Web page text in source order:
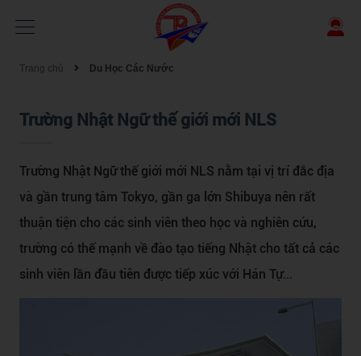
Trang chủ Du Học Các Nước
Trường Nhật Ngữ thế giới mới NLS
Trường Nhật Ngữ thế giới mới NLS nằm tại vị trí đắc địa
và gần trung tâm Tokyo, gần ga lớn Shibuya nên rất
thuận tiện cho các sinh viên theo học và nghiên cứu,
trường có thế mạnh về đào tạo tiếng Nhật cho tất cả các
sinh viên lần đầu tiên được tiếp xúc với Hán Tự...